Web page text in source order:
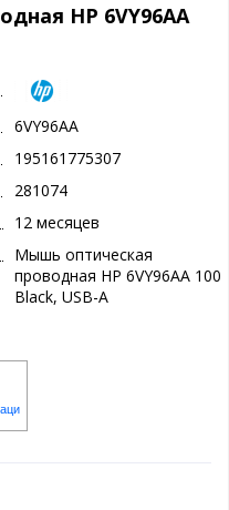
HP 6VY96AA
6VY96AA
195161775307
281074
12 месяцев
Мышь оптическая
проводная HP 6VY96AA 100
Black, USB-A